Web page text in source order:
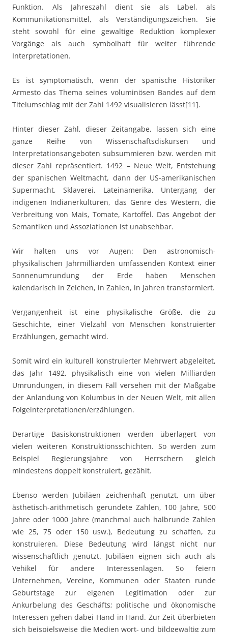
Funktion. Als Jahreszahl dient sie als Label, als
Kommunikationsmittel, als Verständigungszeichen. Sie
steht sowohl für eine gewaltige Reduktion komplexer
Vorgänge als auch symbolhaft für weiter führende
Interpretationen.
Es ist symptomatisch, wenn der spanische Historiker
Armesto das Thema seines voluminösen Bandes auf dem
Titelumschlag mit der Zahl 1492 visualisieren lässt[11].
Hinter dieser Zahl, dieser Zeitangabe, lassen sich eine
ganze Reihe von Wissenschaftsdiskursen und
Interpretationsangeboten subsummieren bzw. werden mit
dieser Zahl repräsentiert. 1492 – Neue Welt, Entstehung
der spanischen Weltmacht, dann der US-amerikanischen
Supermacht, Sklaverei, Lateinamerika, Untergang der
indigenen Indianerkulturen, das Genre des Western, die
Verbreitung von Mais, Tomate, Kartoffel. Das Angebot der
Semantiken und Assoziationen ist unabsehbar.
Wir halten uns vor Augen: Den astronomisch-
physikalischen Jahrmilliarden umfassenden Kontext einer
Sonnenumrundung der Erde haben Menschen
kalendarisch in Zeichen, in Zahlen, in Jahren transformiert.
Vergangenheit ist eine physikalische Größe, die zu
Geschichte, einer Vielzahl von Menschen konstruierter
Erzählungen, gemacht wird.
Somit wird ein kulturell konstruierter Mehrwert abgeleitet,
das Jahr 1492, physikalisch eine von vielen Milliarden
Umrundungen, in diesem Fall versehen mit der Maßgabe
der Anlandung von Kolumbus in der Neuen Welt, mit allen
Folgeinterpretationen/erzählungen.
Derartige Basiskonstruktionen werden überlagert von
vielen weiteren Konstruktionsschichten. So werden zum
Beispiel Regierungsjahre von Herrschern gleich
mindestens doppelt konstruiert, gezählt.
Ebenso werden Jubiläen zeichenhaft genutzt, um über
ästhetisch-arithmetisch gerundete Zahlen, 100 Jahre, 500
Jahre oder 1000 Jahre (manchmal auch halbrunde Zahlen
wie 25, 75 oder 150 usw.), Bedeutung zu schaffen, zu
konstruieren. Diese Bedeutung wird längst nicht nur
wissenschaftlich genutzt. Jubiläen eignen sich auch als
Vehikel für andere Interessenlagen. So feiern
Unternehmen, Vereine, Kommunen oder Staaten runde
Geburtstage zur eigenen Legitimation oder zur
Ankurbelung des Geschäfts; politische und ökonomische
Interessen gehen dabei Hand in Hand. Zur Zeit überbieten
sich beispielsweise die Medien wort- und bildgewaltig zum